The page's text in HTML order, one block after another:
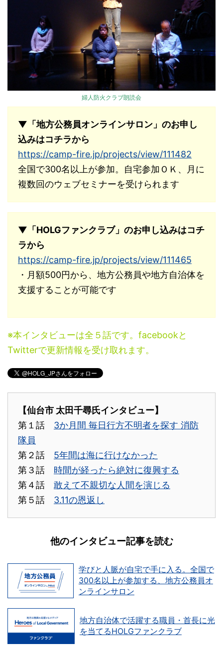
婦人防火クラブ朗読会
▼「地方公務員オンラインサロン」のお申し
込みはコチラから
https://camp-fire.jp/projects/view/111482
全国で300名以上が参加。自宅参加ＯＫ、月に
複数回のウェブセミナーを受けられます
▼「HOLGファンクラブ」のお申し込みはコチ
ラから
https://camp-fire.jp/projects/view/111465
・月額500円から、地方公務員や地方自治体を
支援することが可能です
※本インタビューは全５話です。facebookと
Twitterで更新情報を受け取れます。
【仙台市 太田千尋氏インタビュー】
第１話 3か月間 毎日行方不明者を探す 消防
隊員
第２話 5年間は海に行けなかった
第３話 時間が経ったら絶対に復興する
第４話 敢えて不親切な人間を演じる
第５話 3.11の恩返し
他のインタビュー記事を読む
学びと人脈が自宅で手に入る。全国で
300名以上が参加する、地方公務員オ
ンラインサロン
地方自治体で活躍する職員・首長に光
を当てるHOLGファンクラブ